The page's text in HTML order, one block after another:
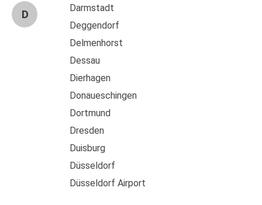
D
Darmstadt
Deggendorf
Delmenhorst
Dessau
Dierhagen
Donaueschingen
Dortmund
Dresden
Duisburg
Düsseldorf
Düsseldorf Airport